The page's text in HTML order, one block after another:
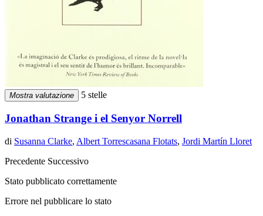
Mostra valutazione 5 stelle
Jonathan Strange i el Senyor Norrell
di Susanna Clarke, Albert Torrescasana Flotats, Jordi Martín Lloret
Precedente Successivo
Stato pubblicato correttamente
Errore nel pubblicare lo stato